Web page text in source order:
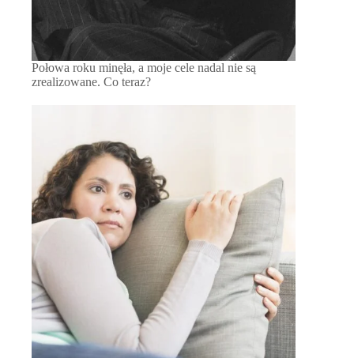
Połowa roku minęła, a moje cele nadal nie są
zrealizowane. Co teraz?